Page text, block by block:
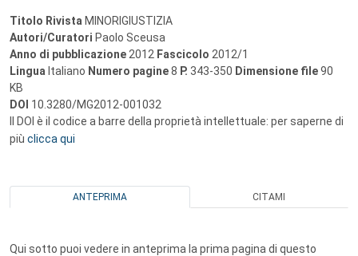
Titolo Rivista MINORIGIUSTIZIA
Autori/Curatori Paolo Sceusa
Anno di pubblicazione 2012 Fascicolo 2012/1
Lingua Italiano Numero pagine8 P. 343-350 Dimensione file90
KB
DOI 10.3280/MG2012-001032
Il DOI è il codice a barre della proprietà intellettuale: per saperne di
più clicca qui
ANTEPRIMA CITAMI
Qui sotto puoi vedere in anteprima la prima pagina di questo